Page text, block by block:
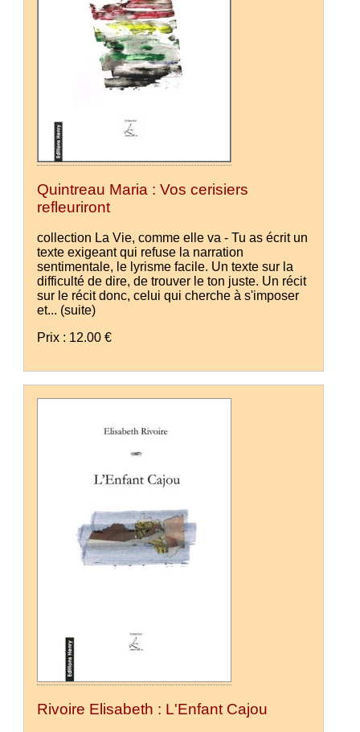
Quintreau Maria : Vos cerisiers
refleuriront
collection La Vie, comme elle va - Tu as écrit un
texte exigeant qui refuse la narration
sentimentale, le lyrisme facile. Un texte sur la
difficulté de dire, de trouver le ton juste. Un récit
sur le récit donc, celui qui cherche à s'imposer
et... (suite)
Prix : 12.00 €
Rivoire Elisabeth : L'Enfant Cajou